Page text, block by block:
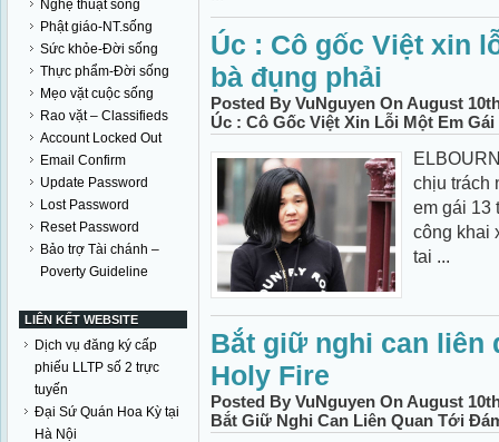
Nghệ thuật sống
Phật giáo-NT.sống
Sức khỏe-Đời sống
Thực phẩm-Đời sống
Mẹo vặt cuộc sống
Rao vặt – Classifieds
Account Locked Out
Email Confirm
Update Password
Lost Password
Reset Password
Bảo trợ Tài chánh –
Poverty Guideline
LIÊN KẾT WEBSITE
Dịch vụ đăng ký cấp
phiếu LLTP số 2 trực
tuyến
Đại Sứ Quán Hoa Kỳ tại
Hà Nội
Úc : Cô gốc Việt xin
bà đụng phải
Posted By VuNguyen On August
Úc : Cô Gốc Việt Xin Lỗi Một Em
chịu trách
em gái 13
công khai
tai ...
Bắt giữ nghi can liên
Holy Fire
Posted By VuNguyen On August
Bắt Giữ Nghi Can Liên Quan Tới